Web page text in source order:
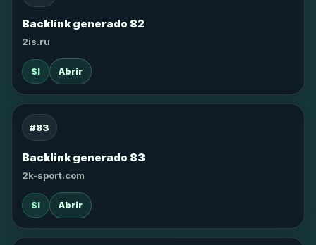
Backlink generado 82
2is.ru
SI Abrir
#83
Backlink generado 83
2k-sport.com
SI Abrir